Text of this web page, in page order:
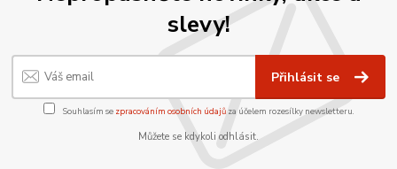
slevy!
Přihlásit se
Souhlasím se zpracováním osobních údajůza účelem rozesílky newsletteru.
Můžete se kdykoli odhlásit.